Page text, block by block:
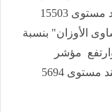
متساوي الأوزان" بنسبة 2.09% ليغلق عند مستوى 15503
مؤشر "إيجى إكس 100 متساوى الأوزان" بنسبة
21141 نقطة، وارتفع مؤشر
الشريعة الإسلامية بنسبة 2.06% ليغلق عند مستوى 5694